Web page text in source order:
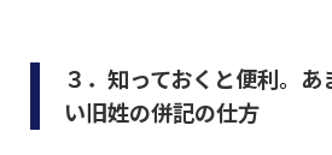
３．知っておくと便利。
い旧姓の併記の仕方